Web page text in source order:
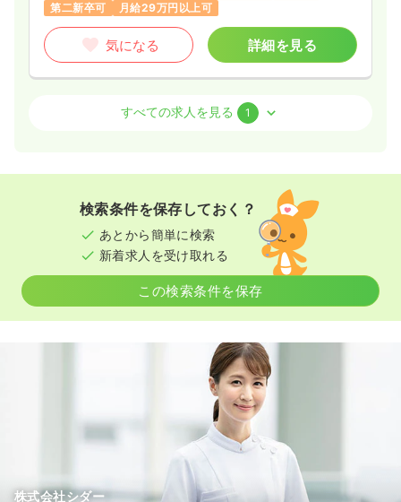
第二新卒可
月給29万円以上可
気になる 詳細を見る
正看護師
8:00～17:00（休憩60分）
日祝休み
年間休日121日 4週8休以上
ブランク可
新卒可
第二新卒可 月給24万円以上可
気になる 詳細を見る
すべての求人を見る 1
検索条件を保存しておく？
あとから簡単に検索
新着求人を受け取れる
この検索条件を保存
株式会社シダー